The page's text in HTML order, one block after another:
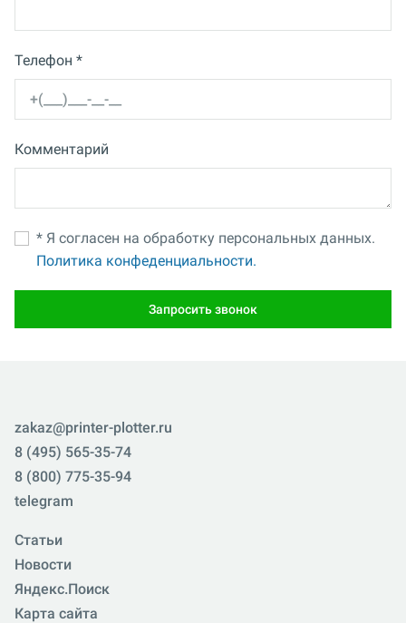
Телефон *
Комментарий
* Я согласен на обработку персональных данных.
Политика конфеденциальности.
Запросить звонок
zakaz@printer-plotter.ru
8 (495) 565-35-74
8 (800) 775-35-94
telegram
Статьи
Новости
Яндекс.Поиск
Карта сайта